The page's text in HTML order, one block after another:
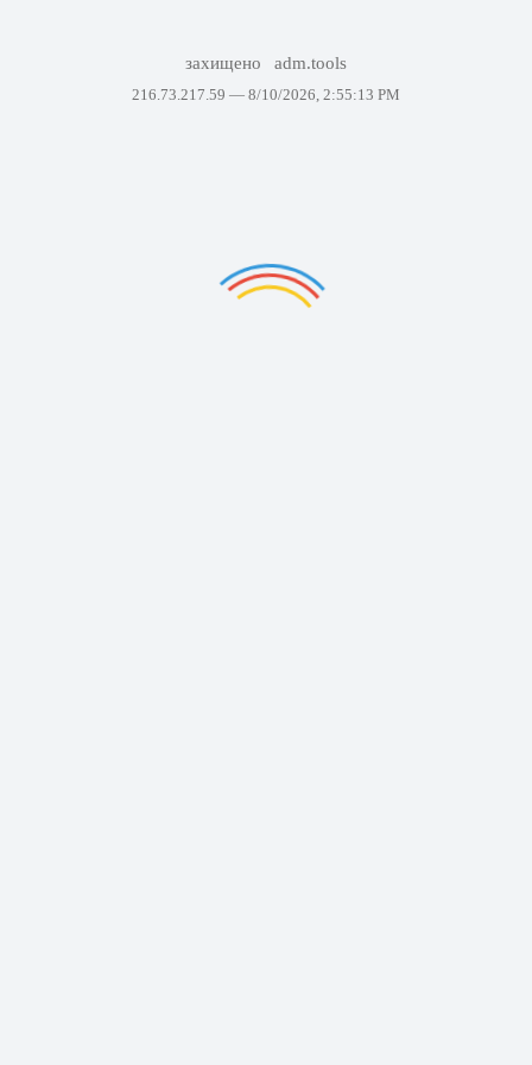
захищено adm.tools
216.73.217.59 — 8/10/2026, 2:55:13 PM